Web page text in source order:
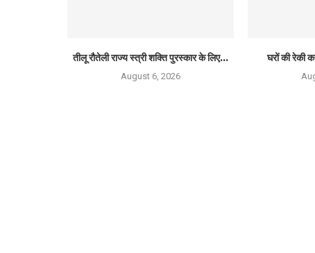
तीलू रौतेली राज्य स्त्री शक्ति पुरस्कार के लिए...
August 6, 2026
घरों की रेकी